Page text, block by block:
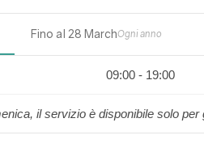
Fino al 28 MarchOgni anno
09:00 - 19:00
il servizio è disponibile solo